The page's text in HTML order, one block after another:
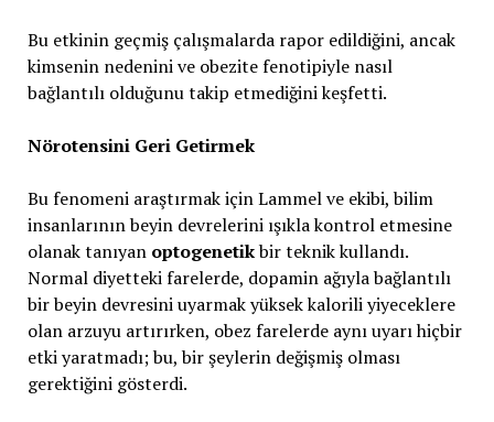
Bu etkinin geçmiş çalışmalarda rapor edildiğini, ancak
kimsenin nedenini ve obezite fenotipiyle nasıl
bağlantılı olduğunu takip etmediğini keşfetti.
Nörotensini Geri Getirmek
Bu fenomeni araştırmak için Lammel ve ekibi, bilim
insanlarının beyin devrelerini ışıkla kontrol etmesine
olanak tanıyan optogenetikbir teknik kullandı.
Normal diyetteki farelerde, dopamin ağıyla bağlantılı
bir beyin devresini uyarmak yüksek kalorili yiyeceklere
olan arzuyu artırırken, obez farelerde aynı uyarı hiçbir
etki yaratmadı; bu, bir şeylerin değişmiş olması
gerektiğini gösterdi.